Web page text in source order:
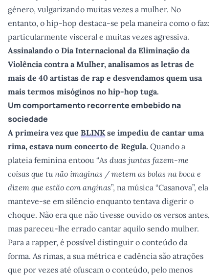
género, vulgarizando muitas vezes a mulher. No
entanto, o hip-hop destaca-se pela maneira como o faz:
particularmente visceral e muitas vezes agressiva.
Assinalando o Dia Internacional da Eliminação da
Violência contra a Mulher, analisamos as letras de
mais de 40 artistas de rap e desvendamos quem usa
mais termos misóginos no hip-hop tuga.
Um comportamento recorrente embebido na
sociedade
A primeira vez que BLINKse impediu de cantar uma
rima, estava num concerto de Regula. Quando a
plateia feminina entoou “As duas juntas fazem-me
coisas que tu não imaginas / metem as bolas na boca e
dizem que estão com anginas”, na música “Casanova”, ela
manteve-se em silêncio enquanto tentava digerir o
choque. Não era que não tivesse ouvido os versos antes,
mas pareceu-lhe errado cantar aquilo sendo mulher.
Para a rapper, é possível distinguir o conteúdo da
forma. As rimas, a sua métrica e cadência são atrações
que por vezes até ofuscam o conteúdo, pelo menos